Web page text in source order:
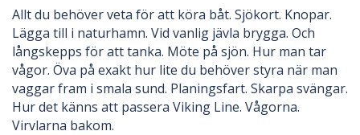
Allt du behöver veta för att köra båt. Sjökort. Knopar.
Lägga till i naturhamn. Vid vanlig jävla brygga. Och
långskepps för att tanka. Möte på sjön. Hur man tar
vågor. Öva på exakt hur lite du behöver styra när man
vaggar fram i smala sund. Planingsfart. Skarpa svängar.
Hur det känns att passera Viking Line. Vågorna.
Virvlarna bakom.